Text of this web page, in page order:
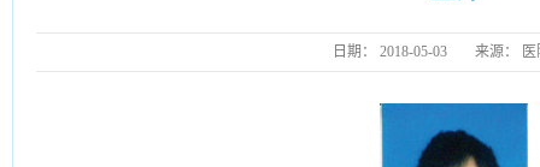
日期： 2018-05-03 来源：